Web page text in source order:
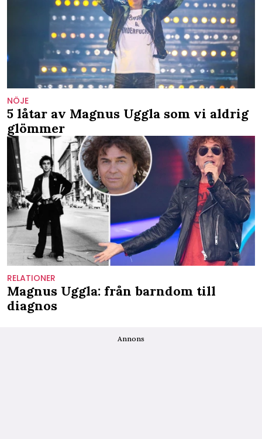
NÖJE
5 låtar av Magnus Uggla som vi aldrig
glömmer
RELATIONER
Magnus Uggla: från barndom till
diagnos
Annons